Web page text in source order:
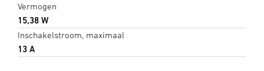
Vermogen
15,38 W
Inschakelstroom, maximaal
13 A